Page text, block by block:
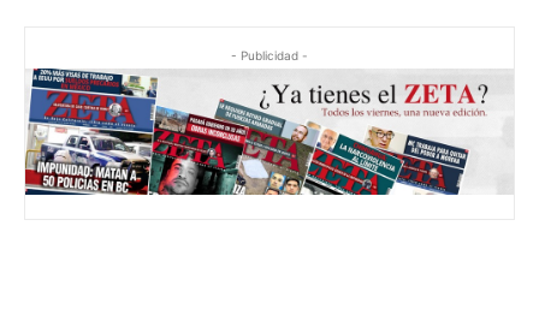
- Publicidad -